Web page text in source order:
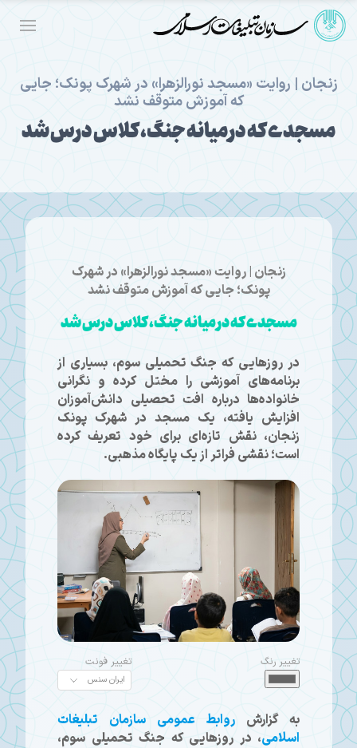
زنجان | روایت «مسجد نورالزهرا» در شهرک پونک؛ جایی
که آموزش متوقف نشد
مسجدی که در میانه جنگ، کلاس درس شد
زنجان | روایت «مسجد نورالزهرا» در شهرک
پونک؛ جایی که آموزش متوقف نشد
مسجدی که در میانه جنگ، کلاس درس شد
در روزهایی که جنگ تحمیلی سوم، بسیاری از
برنامه‌های آموزشی را مختل کرده و نگرانی
خانواده‌ها درباره افت تحصیلی دانش‌آموزان
افزایش یافته، یک مسجد در شهرک پونک
زنجان، نقش تازه‌ای برای خود تعریف کرده
است؛ نقشی فراتر از یک پایگاه مذهبی.
تغییر رنگ تغییر فونت
به گزارش روابط عمومی سازمان تبلیغات
اسلامی، در روزهایی که جنگ تحمیلی سوم،